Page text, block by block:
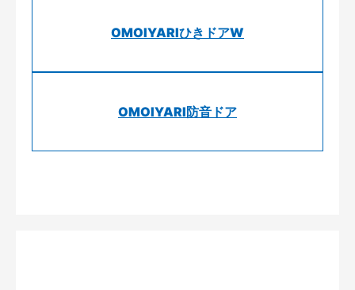
OMOIYARIひきドアW
OMOIYARI防音ドア